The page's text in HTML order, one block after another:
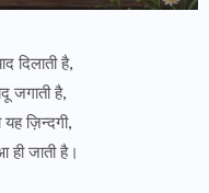
दिलाती है,
जगाती है,
यह ज़िन्दगी,
जाती है।